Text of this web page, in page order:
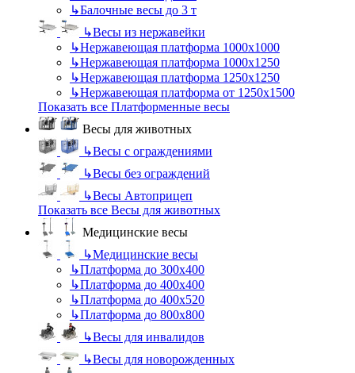
↳Балочные весы до 3 т
↳Весы из нержавейки
↳Нержавеющая платформа 1000х1000
↳Нержавеющая платформа 1000х1250
↳Нержавеющая платформа 1250х1250
↳Нержавеющая платформа от 1250х1500
Показать все Платформенные весы
Весы для животных
↳Весы с ограждениями
↳Весы без ограждений
↳Весы Автоприцеп
Показать все Весы для животных
Медицинские весы
↳Медицинские весы
↳Платформа до 300х400
↳Платформа до 400х400
↳Платформа до 400х520
↳Платформа до 800х800
↳Весы для инвалидов
↳Весы для новорожденных